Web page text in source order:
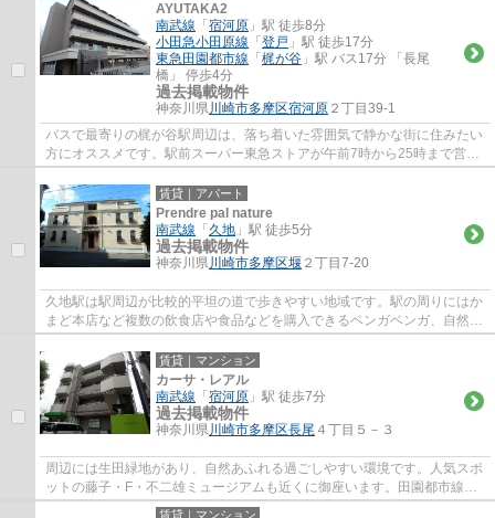
AYUTAKA2
南武線 「 宿河原 」駅 徒歩8分
小田急小田原線 「 登戸 」駅 徒歩17分
東急田園都市線 「 梶が谷 」駅 バス17分 「長尾
橋」 停歩4分
過去掲載物件
神奈川県川崎市多摩区宿河原 ２丁目39-1
バスで最寄りの梶が谷駅周辺は、落ち着いた雰囲気で静かな街に住みたい
方にオススメです。駅前スーパー東急ストアが午前7時から25時まで営
業、駅徒歩２分の高津郵便局は、高津区の本局...
賃貸｜アパート
Prendre pal nature
南武線 「 久地 」駅 徒歩5分
過去掲載物件
神奈川県川崎市多摩区堰 ２丁目7-20
久地駅は駅周辺が比較的平坦の道で歩きやすい地域です。駅の周りにはか
まど本店など複数の飲食店や食品などを購入できるベンガベンガ、自然を
楽しむ東高根森林公園がございます。田園...
賃貸｜マンション
カーサ・レアル
南武線 「 宿河原 」駅 徒歩7分
過去掲載物件
神奈川県川崎市多摩区長尾 ４丁目５－３
周辺には生田緑地があり、自然あふれる過ごしやすい環境です。人気スポ
ットの藤子・F・不二雄ミュージアムも近くに御座います。田園都市線、
ブルーライン、グリーンラインの賃貸物件を...
賃貸｜マンション